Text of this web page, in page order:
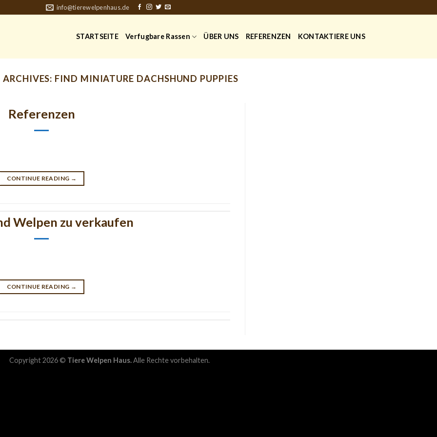
info@tierewelpenhaus.de
STARTSEITE Verfugbare Rassen ÜBER UNS REFERENZEN KONTAKTIERE UNS
FIND MINIATURE DACHSHUND PUPPIES
Referenzen
CONTINUE READING →
Welpen zu verkaufen
CONTINUE READING →
Copyright 2026 © Tiere Welpen Haus.Alle Rechte vorbehalten.